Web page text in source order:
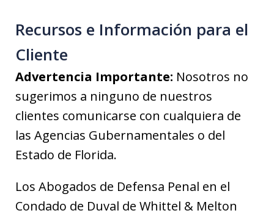
Recursos e Información para el
Cliente
Advertencia Importante: Nosotros no
sugerimos a ninguno de nuestros
clientes comunicarse con cualquiera de
las Agencias Gubernamentales o del
Estado de Florida.
Los Abogados de Defensa Penal en el
Condado de Duval de Whittel & Melton